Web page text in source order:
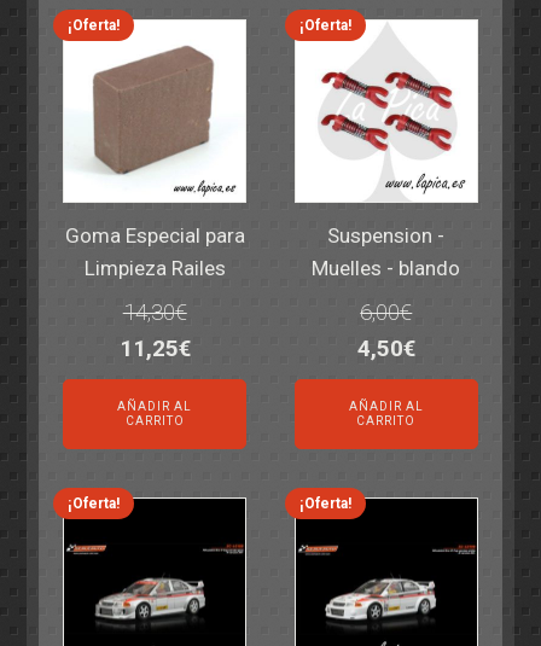
¡Oferta!
Goma Especial para
Limpieza Railes
14,30€
El
precio
original
era:
14,30€.
11,25€El
precio
actual
es:
11,25€.
AÑADIR AL
CARRITO
¡Oferta!
Suspension -
Muelles - blando
6,00€
El
precio
original
era:
6,00€.
4,50€El
precio
actual
es:
4,50€.
AÑADIR AL
CARRITO
¡Oferta! ¡Oferta!